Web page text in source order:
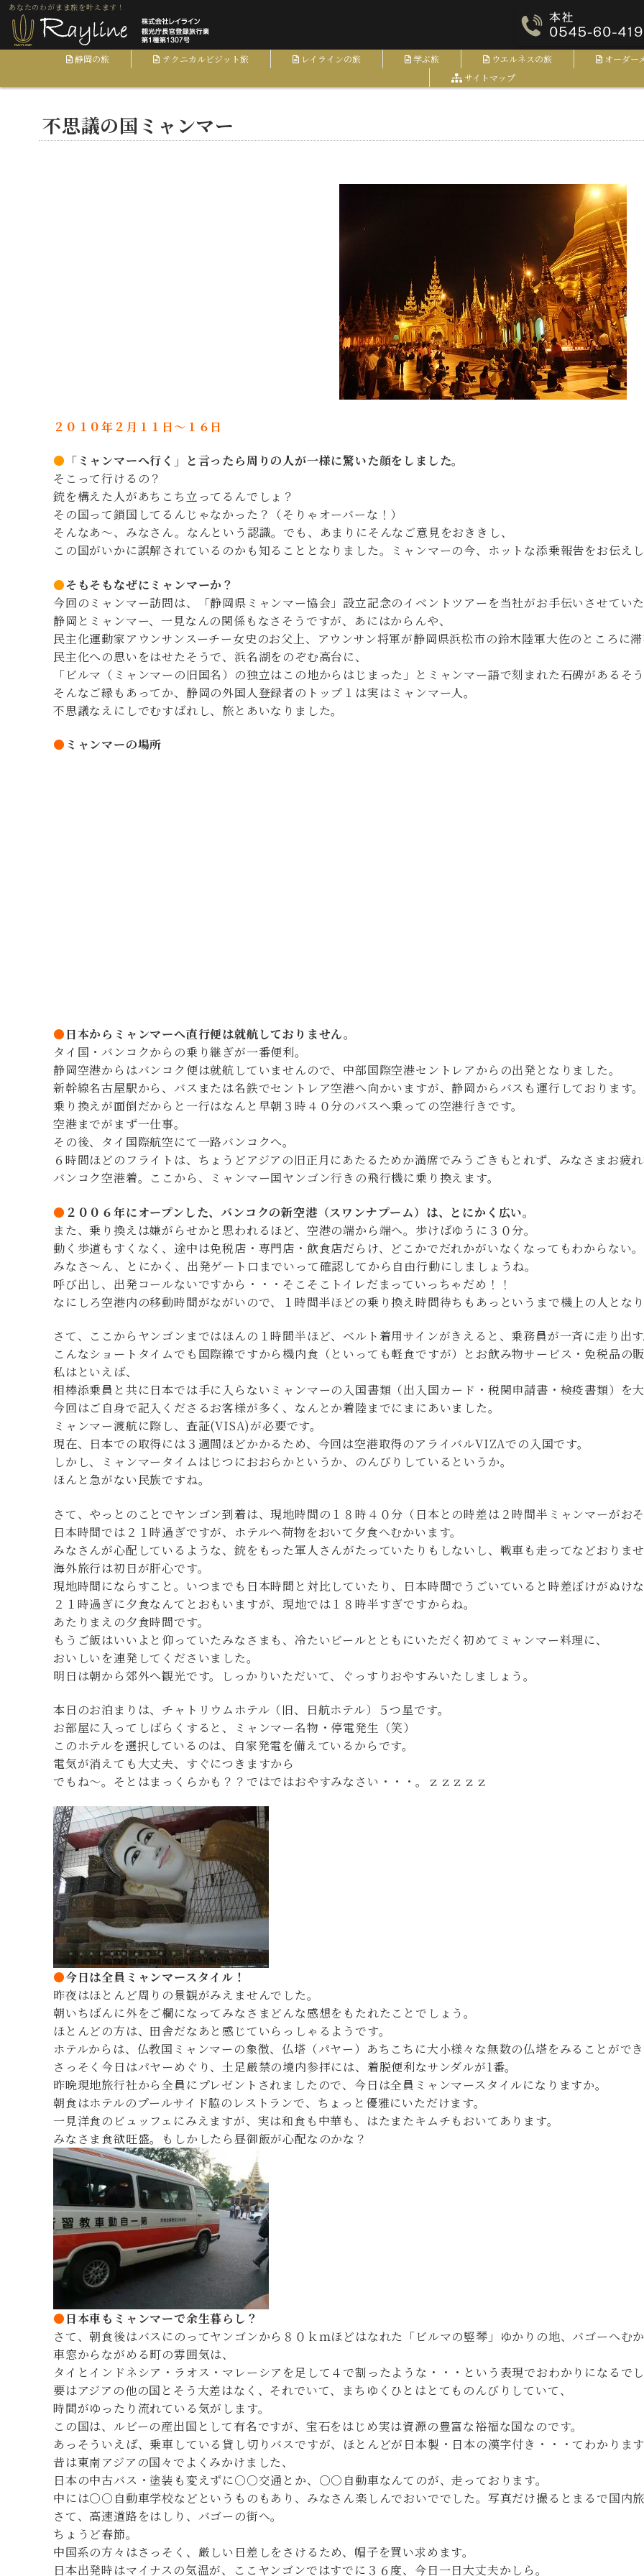
あなたのわがまま旅を叶えます！
静岡の旅 テクニカルビジット旅 レイラインの旅 学ぶ旅 ウエルネスの旅
オーダー
サイトマップ
不思議の国ミャンマー
２０１０年２月１１日～１６日
● 「ミャンマーへ行く」と言ったら周りの人が一様に驚いた顔をしました。
そこって行けるの？
銃を構えた人があちこち立ってるんでしょ？
その国って鎖国してるんじゃなかった？（そりゃオーバーな！）
そんなあ～、みなさん。なんという認識。でも、あまりにそんなご意見をおききし、
この国がいかに誤解されているのかも知ることとなりました。ミャンマーの今、ホットな添乗報告をお伝え
●そもそもなぜにミャンマーか？
今回のミャンマー訪問は、「静岡県ミャンマー協会」設立記念のイベントツアーを当社がお手伝いさせてい
静岡とミャンマー、一見なんの関係もなさそうですが、あにはからんや、
民主化運動家アウンサンスーチー女史のお父上、アウンサン将軍が静岡県浜松市の鈴木陸軍大佐のところに
民主化への思いをはせたそうで、浜名湖をのぞむ高台に、
「ビルマ（ミャンマーの旧国名）の独立はこの地からはじまった」とミャンマー語で刻まれた石碑があるそ
そんなご縁もあってか、静岡の外国人登録者のトップ１は実はミャンマー人。
不思議なえにしでむすばれし、旅とあいなりました。
● ミャンマーの場所
● 日本からミャンマーへ直行便は就航しておりません。
タイ国・バンコクからの乗り継ぎが一番便利。
静岡空港からはバンコク便は就航していませんので、中部国際空港セントレアからの出発となりました。
新幹線名古屋駅から、バスまたは名鉄でセントレア空港へ向かいますが、静岡からバスも運行しております。
乗り換えが面倒だからと一行はなんと早朝３時４０分のバスへ乗っての空港行きです。
空港までがまず一仕事。
その後、タイ国際航空にて一路バンコクへ。
６時間ほどのフライトは、ちょうどアジアの旧正月にあたるためか満席でみうごきもとれず、みなさまお疲
バンコク空港着。ここから、ミャンマー国ヤンゴン行きの飛行機に乗り換えます。
● ２００６年にオープンした、バンコクの新空港（スワンナプーム）は、とにかく広い。
また、乗り換えは嫌がらせかと思われるほど、空港の端から端へ。歩けばゆうに３０分。
動く歩道もすくなく、途中は免税店・専門店・飲食店だらけ、どこかでだれかがいなくなってもわからない。
みなさ～ん、とにかく、出発ゲート口までいって確認してから自由行動にしましょうね。
呼び出し、出発コールないですから・・・そこそこトイレだまっていっちゃだめ！！
なにしろ空港内の移動時間がながいので、１時間半ほどの乗り換え時間待ちもあっというまで機上の人とな
さて、ここからヤンゴンまではほんの１時間半ほど、ベルト着用サインがきえると、乗務員が一斉に走り出
こんなショートタイムでも国際線ですから機内食（といっても軽食ですが）とお飲み物サービス・免税品の
私はといえば、
相棒添乗員と共に日本では手に入らないミャンマーの入国書類（出入国カード・税関申請書・検疫書類）を
今回はご自身で記入くださるお客様が多く、なんとか着陸までにまにあいました。
ミャンマー渡航に際し、査証(VISA)が必要です。
現在、日本での取得には３週間ほどかかるため、今回は空港取得のアライバルVIZAでの入国です。
しかし、ミャンマータイムはじつにおおらかというか、のんびりしているというか。
ほんと急がない民族ですね。
さて、やっとのことでヤンゴン到着は、現地時間の１８時４０分（日本との時差は２時間半ミャンマーがお
日本時間では２１時過ぎですが、ホテルへ荷物をおいて夕食へむかいます。
みなさんが心配しているような、銃をもった軍人さんがたっていたりもしないし、戦車も走ってなどおり
海外旅行は初日が肝心です。
現地時間にならすこと。いつまでも日本時間と対比していたり、日本時間でうごいていると時差ぼけがぬけ
２１時過ぎに夕食なんてとおもいますが、現地では１８時半すぎですからね。
あたりまえの夕食時間です。
もうご飯はいいよと仰っていたみなさまも、冷たいビールとともにいただく初めてミャンマー料理に、
おいしいを連発してくださいました。
明日は朝から郊外へ観光です。しっかりいただいて、ぐっすりおやすみいたしましょう。
本日のお泊まりは、チャトリウムホテル（旧、日航ホテル）５つ星です。
お部屋に入ってしばらくすると、ミャンマー名物・停電発生（笑）
このホテルを選択しているのは、自家発電を備えているからです。
電気が消えても大丈夫、すぐにつきますから
でもね～。そとはまっくらかも？？ではではおやすみなさい・・・。ｚｚｚｚｚ
●今日は全員ミャンマースタイル！
昨夜はほとんど周りの景観がみえませんでした。
朝いちばんに外をご欄になってみなさまどんな感想をもたれたことでしょう。
ほとんどの方は、田舎だなあと感じていらっしゃるようです。
ホテルからは、仏教国ミャンマーの象徴、仏塔（パヤー）あちこちに大小様々な無数の仏塔をみることがで
さっそく今日はパヤーめぐり、土足厳禁の境内参拝には、着脱便利なサンダルが1番。
昨晩現地旅行社から全員にプレゼントされましたので、今日は全員ミャンマースタイルになりますか。
朝食はホテルのプールサイド脇のレストランで、ちょっと優雅にいただけます。
一見洋食のビュッフェにみえますが、実は和食も中華も、はたまたキムチもおいてあります。
みなさま食欲旺盛。もしかしたら昼御飯が心配なのかな？
● 日本車もミャンマーで余生暮らし？
さて、朝食後はバスにのってヤンゴンから８０ｋｍほどはなれた「ビルマの竪琴」ゆかりの地、バゴーへむ
車窓からながめる町の雰囲気は、
タイとインドネシア・ラオス・マレーシアを足して４で割ったような・・・という表現でおわかりになるで
要はアジアの他の国とそう大差はなく、それでいて、まちゆくひとはとてものんびりしていて、
時間がゆったり流れている気がします。
この国は、ルビーの産出国として有名ですが、宝石をはじめ実は資源の豊富な裕福な国なのです。
あっそういえば、乗車している貸し切りバスですが、ほとんどが日本製・日本の漢字付き・・・てわかりま
昔は東南アジアの国々でよくみかけました、
日本の中古バス・塗装も変えずに○○交通とか、○○自動車なんてのが、走っております。
中には○○自動車学校などというものもあり、みなさん楽しんでおいででした。写真だけ撮るとまるで国内
さて、高速道路をはしり、バゴーの街へ。
ちょうど春節。
中国系の方々はさっそく、厳しい日差しをさけるため、帽子を買い求めます。
日本出発時はマイナスの気温が、ここヤンゴンではすでに３６度、今日一日大丈夫かしら。